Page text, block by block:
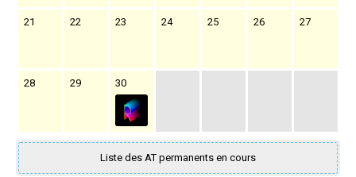
21 22 23 24 25 26 27
28 29 30
Liste des AT permanents en cours